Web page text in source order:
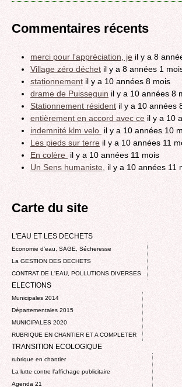
Commentaires récents
merci pour l'appréciation, je il y a 8
Village zéro déchet il y a 8 années 1
stationnement il y a 10 années 8 mois
drame de Puisseguin il y a 10 années 8
Stationnement résident il y a 10 années
entièrement en accord avec ce il y a 10
indemnité klm velo il y a 10 années 10
Les pieds sur terre il y a 10 années 11
En colère il y a 10 années 11 mois
Un Sens humaniste, il y a 10 années 11
Carte du site
L'EAU ET LES DECHETS
Economie d’eau, SAGE, Sécheresse
La GESTION DES DECHETS
CONTRAT DE L'EAU, POLLUTIONS DIVERSES
ELECTIONS
Municipales 2014
Départementales 2015
MUNICIPALES 2020
RUBRIQUE EN CHANTIER ET A COMPLETER
TRANSITION ECOLOGIQUE
rubrique en chantier
La lutte contre l’affichage publicitaire
Agenda 21